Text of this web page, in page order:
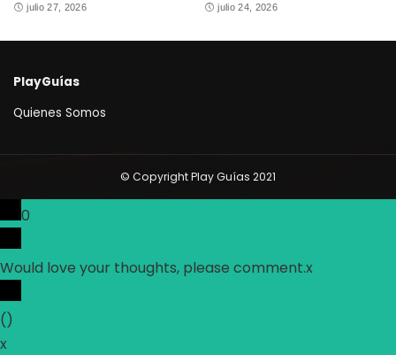
julio 27, 2026 julio 24, 2026
PlayGuías
Quienes Somos
© Copyright Play Guías 2021
0
Would love your thoughts, please comment.x
()
x